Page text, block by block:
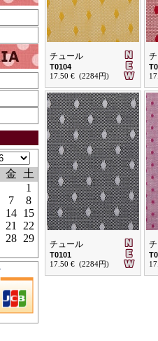
金
土
1
7
8
14 15
21
22
28 29
チュール
T0104
17.50 € (2284円)
チュール
T0101
17.50 € (2284円)